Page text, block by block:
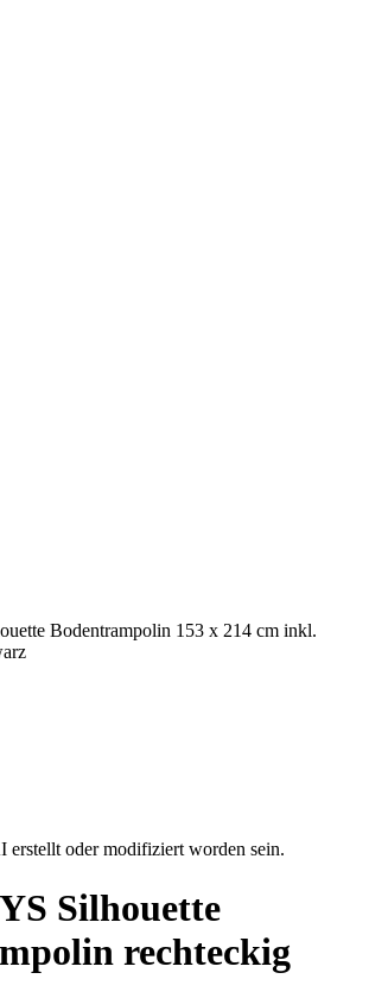
oder modifiziert worden sein.
Silhouette
rechteckig